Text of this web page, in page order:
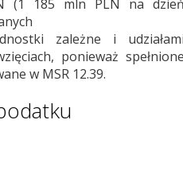
(1 185 mln PLN na
zależne i
ponieważ
w MSR 12.39.